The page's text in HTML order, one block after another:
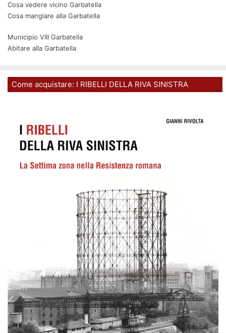
Cosa vedere vicino Garbatella
Cosa mangiare alla Garbatella
Municipio VIII Garbatella
Abitare alla Garbatella
Come acquistare: I RIBELLI DELLA RIVA SINISTRA